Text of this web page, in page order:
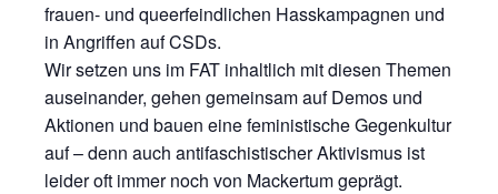
frauen- und queerfeindlichen Hasskampagnen und
in Angriffen auf CSDs.
Wir setzen uns im FAT inhaltlich mit diesen Themen
auseinander, gehen gemeinsam auf Demos und
Aktionen und bauen eine feministische Gegenkultur
auf – denn auch antifaschistischer Aktivismus ist
leider oft immer noch von Mackertum geprägt.